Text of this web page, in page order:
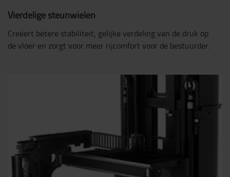
Vierdelige steunwielen
Creëert betere stabiliteit, gelijke verdeling van de druk op
de vloer en zorgt voor meer rijcomfort voor de bestuurder.